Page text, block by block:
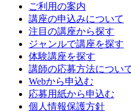
ご利用の案内
講座の申込みについて
注目の講座から探す
ジャンルで講座を探す
体験講座を探す
講師の応募方法につい
Webから申込む
応募用紙から申込む
個人情報保護方針